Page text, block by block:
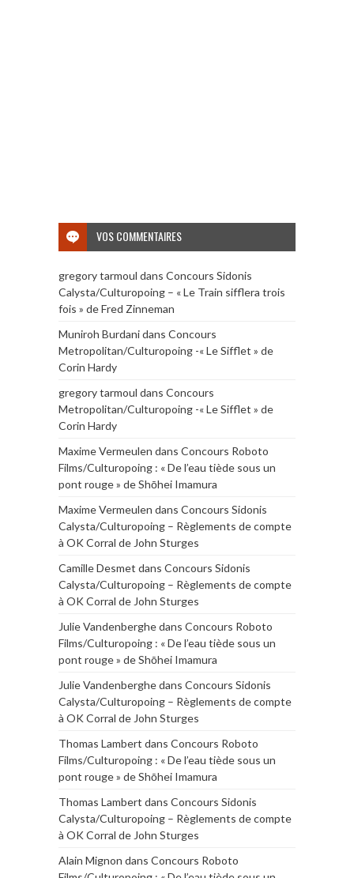
VOS COMMENTAIRES
gregory tarmoul dans Concours Sidonis
Calysta/Culturopoing – « Le Train sifflera trois
fois » de Fred Zinneman
Muniroh Burdanidans Concours
Metropolitan/Culturopoing -« Le Sifflet » de
Corin Hardy
gregory tarmoul dans Concours
Metropolitan/Culturopoing -« Le Sifflet » de
Corin Hardy
Maxime Vermeulen dans Concours Roboto
Films/Culturopoing : « De l’eau tiède sous un
pont rouge » de Shōhei Imamura
Maxime Vermeulen dans Concours Sidonis
Calysta/Culturopoing – Règlements de compte
à OK Corral de John Sturges
Camille Desmet dans Concours Sidonis
Calysta/Culturopoing – Règlements de compte
à OK Corral de John Sturges
Julie Vandenberghedans Concours Roboto
Films/Culturopoing : « De l’eau tiède sous un
pont rouge » de Shōhei Imamura
Julie Vandenberghedans Concours Sidonis
Calysta/Culturopoing – Règlements de compte
à OK Corral de John Sturges
Thomas Lambert dans Concours Roboto
Films/Culturopoing : « De l’eau tiède sous un
pont rouge » de Shōhei Imamura
Thomas Lambert dans Concours Sidonis
Calysta/Culturopoing – Règlements de compte
à OK Corral de John Sturges
Alain Mignon dans Concours Roboto